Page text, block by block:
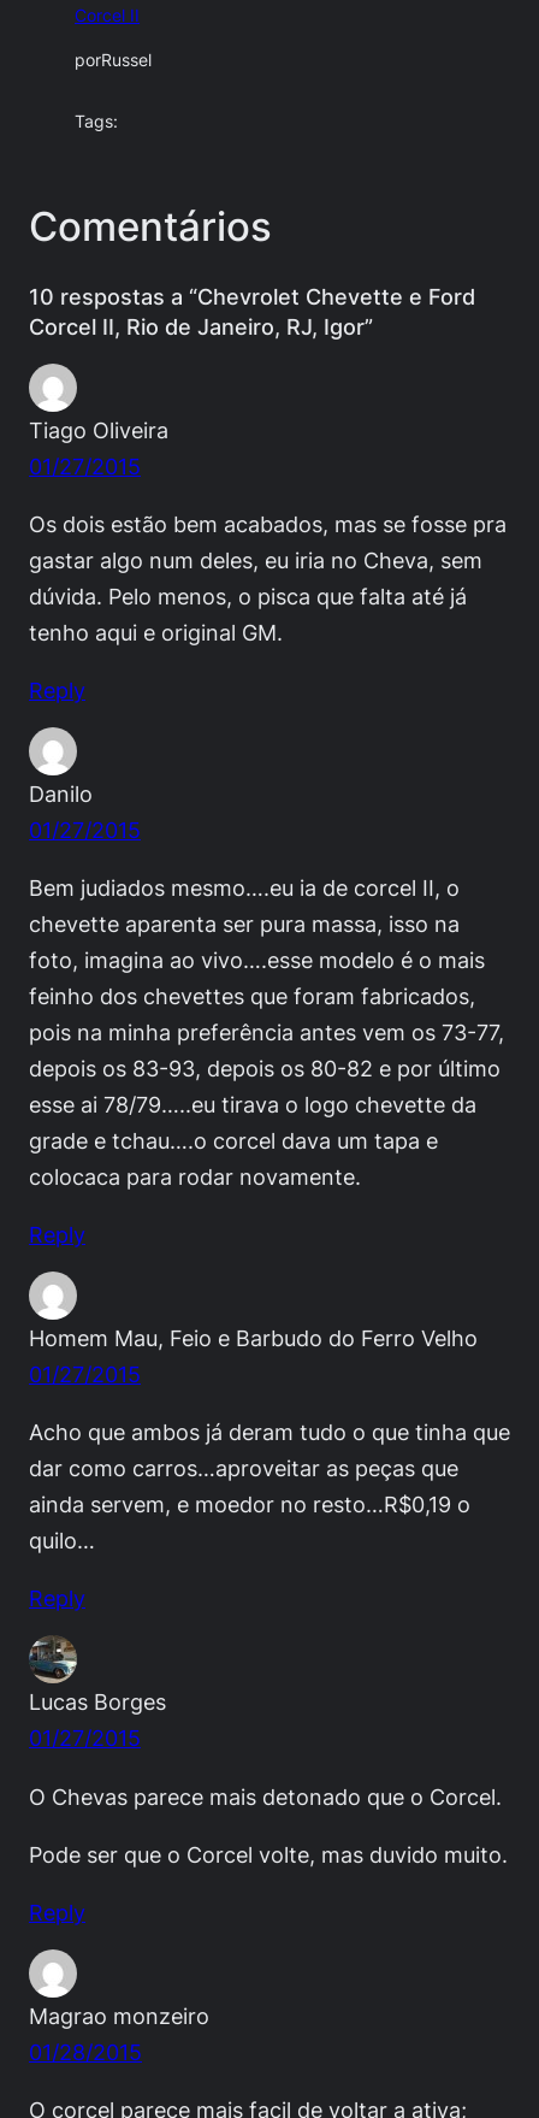
Corcel II
porRussel
Tags:
Comentários
10 respostas a “Chevrolet Chevette e Ford
Corcel II, Rio de Janeiro, RJ, Igor”
Tiago Oliveira
01/27/2015
Os dois estão bem acabados, mas se fosse pra
gastar algo num deles, eu iria no Cheva, sem
dúvida. Pelo menos, o pisca que falta até já
tenho aqui e original GM.
Reply
Danilo
01/27/2015
Bem judiados mesmo….eu ia de corcel II, o
chevette aparenta ser pura massa, isso na
foto, imagina ao vivo….esse modelo é o mais
feinho dos chevettes que foram fabricados,
pois na minha preferência antes vem os 73-77,
depois os 83-93, depois os 80-82 e por último
esse ai 78/79…..eu tirava o logo chevette da
grade e tchau….o corcel dava um tapa e
colocaca para rodar novamente.
Reply
Homem Mau, Feio e Barbudo do Ferro Velho
01/27/2015
Acho que ambos já deram tudo o que tinha que
dar como carros…aproveitar as peças que
ainda servem, e moedor no resto…R$0,19 o
quilo…
Reply
Lucas Borges
01/27/2015
O Chevas parece mais detonado que o Corcel.
Pode ser que o Corcel volte, mas duvido muito.
Reply
Magrao monzeiro
01/28/2015
O corcel parece mais facil de voltar a ativa;